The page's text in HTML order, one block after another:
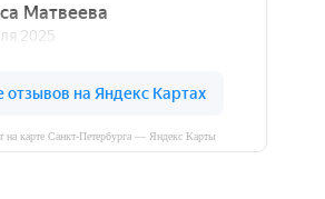
на карте Санкт‑Петербурга — Яндекс Карты